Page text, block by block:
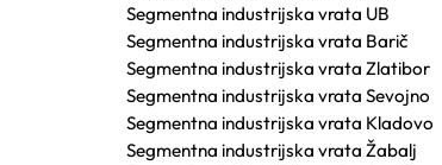
Segmentna industrijska vrata UB
Segmentna industrijska vrata Barič
Segmentna industrijska vrata Zlatibor
Segmentna industrijska vrata Sevojno
Segmentna industrijska vrata Kladovo
Segmentna industrijska vrata Žabalj